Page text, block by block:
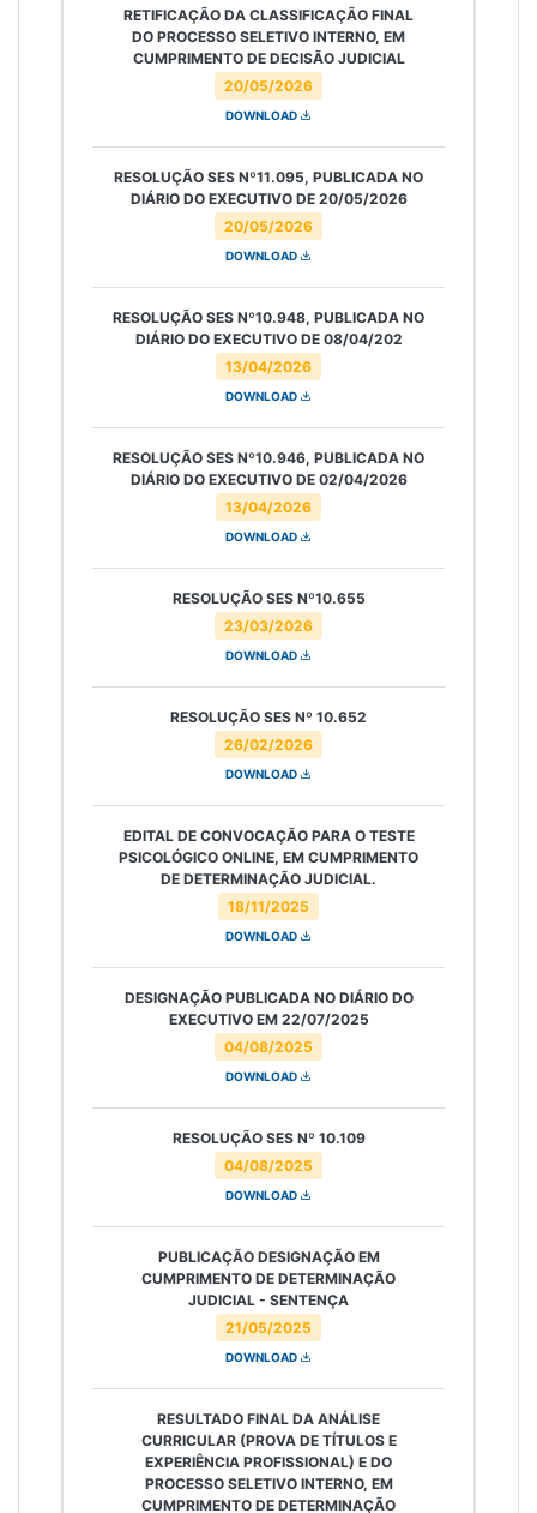
20/05/2026
RETIFICAÇÃO DA CLASSIFICAÇÃO FINAL
DO PROCESSO SELETIVO INTERNO, EM
CUMPRIMENTO DE DECISÃO JUDICIAL
DOWNLOAD
20/05/2026
RESOLUÇÃO SES Nº11.095, PUBLICADA NO
DIÁRIO DO EXECUTIVO DE 20/05/2026
DOWNLOAD
13/04/2026
RESOLUÇÃO SES Nº10.948, PUBLICADA NO
DIÁRIO DO EXECUTIVO DE 08/04/202
DOWNLOAD
13/04/2026
RESOLUÇÃO SES Nº10.946, PUBLICADA NO
DIÁRIO DO EXECUTIVO DE 02/04/2026
DOWNLOAD
23/03/2026
RESOLUÇÃO SES Nº10.655
DOWNLOAD
26/02/2026
RESOLUÇÃO SES Nº 10.652
DOWNLOAD
18/11/2025
EDITAL DE CONVOCAÇÃO PARA O TESTE
PSICOLÓGICO ONLINE, EM CUMPRIMENTO
DE DETERMINAÇÃO JUDICIAL.
DOWNLOAD
04/08/2025
DESIGNAÇÃO PUBLICADA NO DIÁRIO DO
EXECUTIVO EM 22/07/2025
DOWNLOAD
04/08/2025
RESOLUÇÃO SES Nº 10.109
DOWNLOAD
21/05/2025
PUBLICAÇÃO DESIGNAÇÃO EM
CUMPRIMENTO DE DETERMINAÇÃO
JUDICIAL - SENTENÇA
DOWNLOAD
RESULTADO FINAL DA ANÁLISE
CURRICULAR (PROVA DE TÍTULOS E
EXPERIÊNCIA PROFISSIONAL) E DO
PROCESSO SELETIVO INTERNO, EM
CUMPRIMENTO DE DETERMINAÇÃO